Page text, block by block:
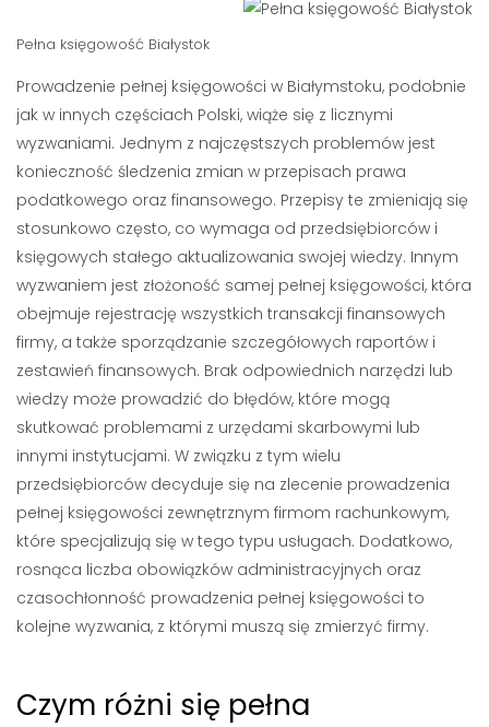
Pełna księgowość Białystok
Prowadzenie pełnej księgowości w Białymstoku, podobnie
jak w innych częściach Polski, wiąże się z licznymi
wyzwaniami. Jednym z najczęstszych problemów jest
konieczność śledzenia zmian w przepisach prawa
podatkowego oraz finansowego. Przepisy te zmieniają się
stosunkowo często, co wymaga od przedsiębiorców i
księgowych stałego aktualizowania swojej wiedzy. Innym
wyzwaniem jest złożoność samej pełnej księgowości, która
obejmuje rejestrację wszystkich transakcji finansowych
firmy, a także sporządzanie szczegółowych raportów i
zestawień finansowych. Brak odpowiednich narzędzi lub
wiedzy może prowadzić do błędów, które mogą
skutkować problemami z urzędami skarbowymi lub
innymi instytucjami. W związku z tym wielu
przedsiębiorców decyduje się na zlecenie prowadzenia
pełnej księgowości zewnętrznym firmom rachunkowym,
które specjalizują się w tego typu usługach. Dodatkowo,
rosnąca liczba obowiązków administracyjnych oraz
czasochłonność prowadzenia pełnej księgowości to
kolejne wyzwania, z którymi muszą się zmierzyć firmy.
Czym różni się pełna